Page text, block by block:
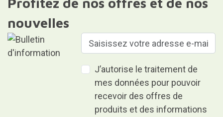
nouvelles
J’autorise le traitement de
mes données pour pouvoir
recevoir des offres de
produits et des informations